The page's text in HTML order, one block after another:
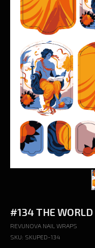
#134 THE WORLD
REVUNOVA NAIL WRAPS
SKU: SKUPED-134